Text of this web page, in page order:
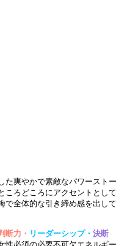
た爽やかで素敵なパワーストー
ころどころにアクセントとして
で全体的な引き締め感を出して
断力・ リーダーシップ・ 決断